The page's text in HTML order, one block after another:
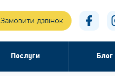
Замовити дзвінок
Послуги Блог